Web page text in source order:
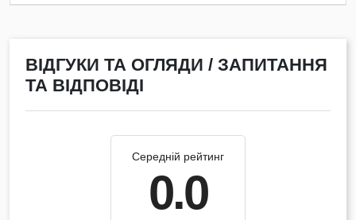
ВІДГУКИ ТА ОГЛЯДИ / ЗАПИТАННЯ
ТА ВІДПОВІДІ
Середній рейтинг
0.0